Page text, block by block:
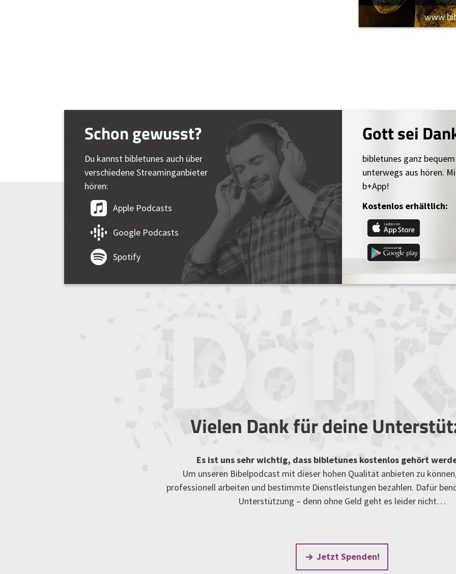
Schon gewusst?
Du kannst bibletunes auch über
verschiedene Streaminganbieter
hören:
Apple Podcasts
Google Podcasts
Spotify
Gott sei
bibletunes ganz
unterwegs aus hören.
b+App!
Kostenlos erhältlich:
Vielen Dank für deine
Es ist uns sehr wichtig, dass bibletunes kostenlos gehört
Um unseren Bibelpodcast mit dieser hohen Qualität anbieten zu
professionell arbeiten und bestimmte Dienstleistungen bezahlen. Dafür
Unterstützung – denn ohne Geld geht es leider nicht…
Jetzt Spenden!